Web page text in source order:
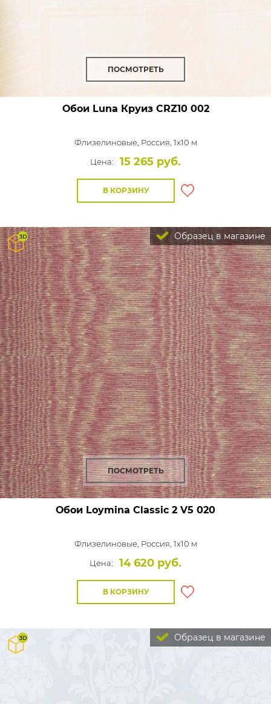
ПОСМОТРЕТЬ
Обои Luna КруизCRZ10 002
Флизелиновые, Россия, 1x10 м
Цена:
15 265 руб.
В КОРЗИНУ
Образец в магазине
ПОСМОТРЕТЬ
Обои Loymina Classic 2 V5 020
Флизелиновые, Россия, 1x10 м
Цена:
14 620 руб.
В КОРЗИНУ
Образец в магазине